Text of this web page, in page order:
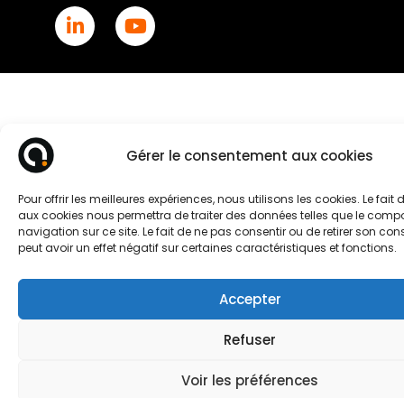
Gérer le consentement aux cookies
Pour offrir les meilleures expériences, nous utilisons les cookies. Le fait
aux cookies nous permettra de traiter des données telles que le
navigation sur ce site. Le fait de ne pas consentir ou de retirer son
peut avoir un effet négatif sur certaines caractéristiques et fonctions.
Accepter
Refuser
Voir les préférences